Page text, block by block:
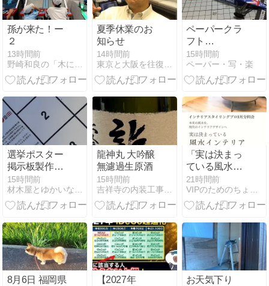
孫が来た！ー
２
13時間前
夏季休業のお
知らせ
14時間前
ペーパークラ
フト
TYRRELL 012
FORDを作っ
てみる その４
15時間前
ペーパー・写・楽
選挙ポスター
掲示板製作
中！
15時間前
龍神丸 大吟醸
無濾過生原酒
15時間前
吉祥寺の内装工事屋ｶｻﾊﾗ装美社長
「実は決まっ
ている風水イ
ンテリア」セ
ミナー開催
21時間前
8月6日 福岡県
【2027年
お天気下り